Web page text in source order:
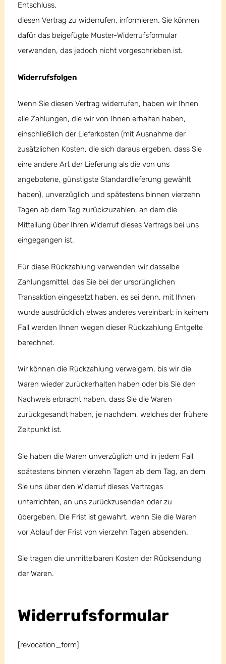
Entschluss,
diesen Vertrag zu widerrufen, informieren. Sie können
dafür das beigefügte Muster-Widerrufsformular
verwenden, das jedoch nicht vorgeschrieben ist.
Widerrufsfolgen
Wenn Sie diesen Vertrag widerrufen, haben wir Ihnen
alle Zahlungen, die wir von Ihnen erhalten haben,
einschließlich der Lieferkosten (mit Ausnahme der
zusätzlichen Kosten, die sich daraus ergeben, dass Sie
eine andere Art der Lieferung als die von uns
angebotene, günstigste Standardlieferung gewählt
haben), unverzüglich und spätestens binnen vierzehn
Tagen ab dem Tag zurückzuzahlen, an dem die
Mitteilung über Ihren Widerruf dieses Vertrags bei uns
eingegangen ist.
Für diese Rückzahlung verwenden wir dasselbe
Zahlungsmittel, das Sie bei der ursprünglichen
Transaktion eingesetzt haben, es sei denn, mit Ihnen
wurde ausdrücklich etwas anderes vereinbart; in keinem
Fall werden Ihnen wegen dieser Rückzahlung Entgelte
berechnet.
Wir können die Rückzahlung verweigern, bis wir die
Waren wieder zurückerhalten haben oder bis Sie den
Nachweis erbracht haben, dass Sie die Waren
zurückgesandt haben, je nachdem, welches der frühere
Zeitpunkt ist.
Sie haben die Waren unverzüglich und in jedem Fall
spätestens binnen vierzehn Tagen ab dem Tag, an dem
Sie uns über den Widerruf dieses Vertrages
unterrichten, an uns zurückzusenden oder zu
übergeben. Die Frist ist gewahrt, wenn Sie die Waren
vor Ablauf der Frist von vierzehn Tagen absenden.
Sie tragen die unmittelbaren Kosten der Rücksendung
der Waren.
Widerrufsformular
[revocation_form]